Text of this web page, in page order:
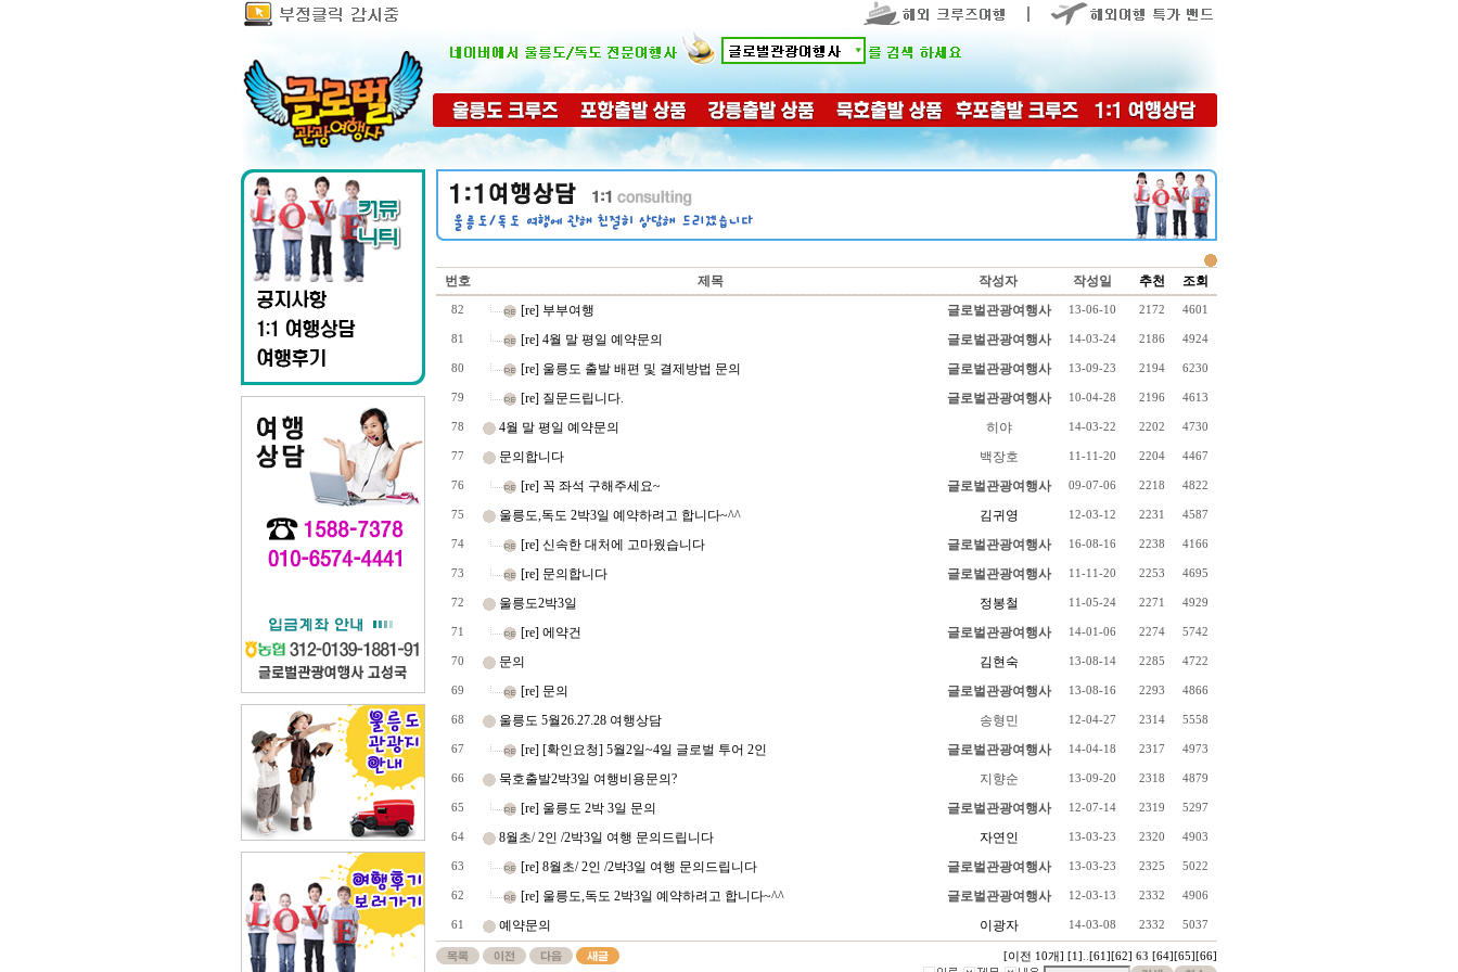
번호 제목 작성자 작성일 추천 조회
82 [re] 부부여행 글로벌관광여행사 13-06-10 2172 4601
81 [re] 4월 말 평일 예약문의 글로벌관광여행사 14-03-24 2186 4924
80 [re] 울릉도 출발 배편 및 결제방법 문의 글로벌관광여행사 13-09-23 2194 6230
79 [re] 질문드립니다. 글로벌관광여행사 10-04-28 2196 4613
78 4월 말 평일 예약문의 히야 14-03-22 2202 4730
77 문의합니다 백장호 11-11-20 2204 4467
76 [re] 꼭 좌석 구해주세요~ 글로벌관광여행사 09-07-06 2218 4822
75 울릉도,독도 2박3일 예약하려고 합니다~^^ 김귀영 12-03-12 2231 4587
74 [re] 신속한 대처에 고마웠습니다 글로벌관광여행사 16-08-16 2238 4166
73 [re] 문의합니다 글로벌관광여행사 11-11-20 2253 4695
72 울릉도2박3일 정봉철 11-05-24 2271 4929
71 [re] 에약건 글로벌관광여행사 14-01-06 2274 5742
70 문의 김현숙 13-08-14 2285 4722
69 [re] 문의 글로벌관광여행사 13-08-16 2293 4866
68 울릉도 5월26.27.28 여행상담 송형민 12-04-27 2314 5558
67 [re] [확인요청] 5월2일~4일 글로벌 투어 2인 글로벌관광여행사 14-04-18 2317 4973
66 묵호출발2박3일 여행비용문의? 지향순 13-09-20 2318 4879
65 [re] 울릉도 2박 3일 문의 글로벌관광여행사 12-07-14 2319 5297
64 8월초/ 2인 /2박3일 여행 문의드립니다 자연인 13-03-23 2320 4903
63 [re] 8월초/ 2인 /2박3일 여행 문의드립니다 글로벌관광여행사 13-03-23 2325 5022
62 [re] 울릉도,독도 2박3일 예약하려고 합니다~^^ 글로벌관광여행사 12-03-13 2332 4906
61 예약문의 이광자 14-03-08 2332 5037
[이전 10개] [1] [61] [62] 63 [64] [65] [66]